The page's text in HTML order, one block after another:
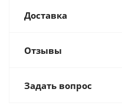
Доставка
Отзывы
Задать вопрос